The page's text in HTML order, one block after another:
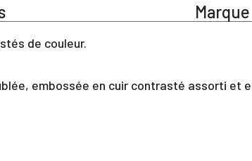
Marque
de couleur.
embossée en cuir contrasté assorti et